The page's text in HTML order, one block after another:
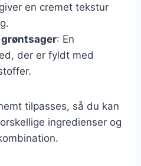
en cremet tekstur
: En
der er fyldt med
tilpasses, så du kan
ingredienser og